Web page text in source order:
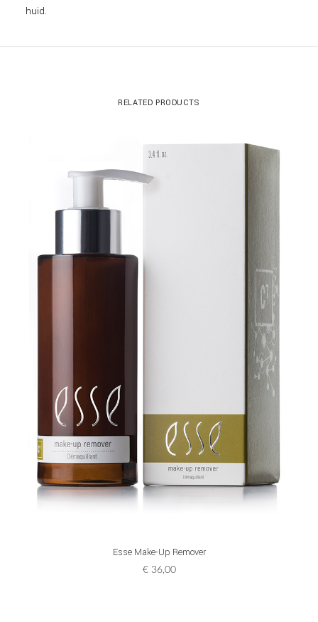
huid.
RELATED PRODUCTS
ADD TO CART
Esse Make-Up Remover
€36,00